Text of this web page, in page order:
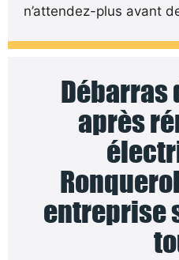
n’attendez-plus avant
Débarras
après
entreprise